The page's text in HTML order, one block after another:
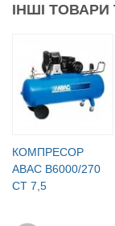
ІНШІ
КОМПРЕСОР
ABAC B6000/270
CT 7,5